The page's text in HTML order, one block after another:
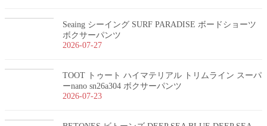
Seaing シーイング SURF PARADISE ボードショーツ
ボクサーパンツ
2026-07-27
TOOT トゥート ハイマテリアル トリムライン スーパ
ーnano sn26a304 ボクサーパンツ
2026-07-23